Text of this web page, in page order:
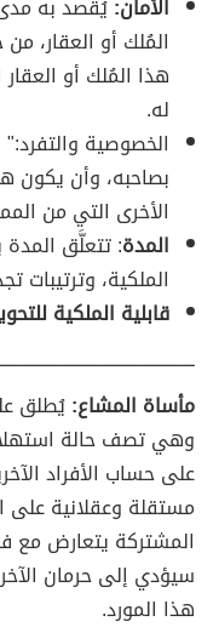
الأمان:يُقصد به
المُلك أو العقار،
هذا المُلك أو
له.
الخصوصية
بصاحبه، وأن يكون
الأخرى التي من
المدة: تتعلَّق
الملكية، وترتيبات
قابلية الملكية
مأساة المشاع:يُطلق
وهي تصف حالة
على حساب الأفراد
مستقلة وعقلانية على
المشتركة يتعارض مع
سيؤدي إلى حرمان
هذا المورد.